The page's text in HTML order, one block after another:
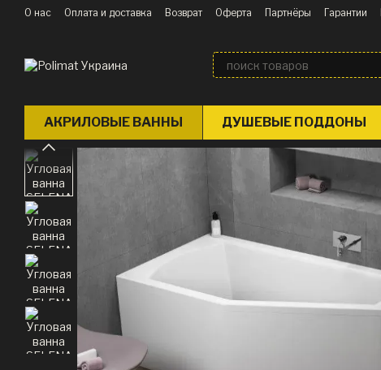
Перейти к основному контенту
О нас Оплата и доставка Возврат Оферта Партнёры Гарантии
АКРИЛОВЫЕ ВАННЫ ДУШЕВЫЕ ПОДДОНЫ